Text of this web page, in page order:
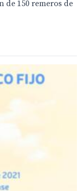
de 150 remeros de